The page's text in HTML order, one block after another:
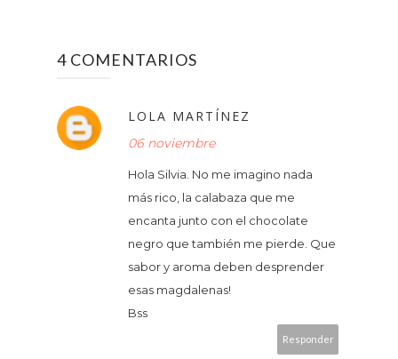
4 COMENTARIOS
LOLA MARTÍNEZ
06 noviembre
Hola Silvia. No me imagino nada
más rico, la calabaza que me
encanta junto con el chocolate
negro que también me pierde. Que
sabor y aroma deben desprender
esas magdalenas!
Bss
Responder